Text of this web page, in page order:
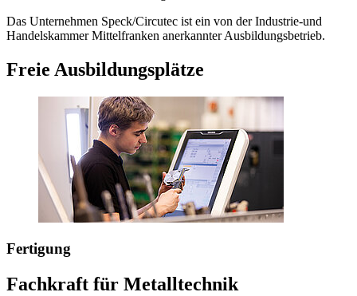
Das Unternehmen Speck/Circutec ist ein von der Industrie-und
Handelskammer Mittelfranken anerkannter Ausbildungsbetrieb.
Freie Ausbildungsplätze
Fertigung
Fachkraft für Metalltechnik